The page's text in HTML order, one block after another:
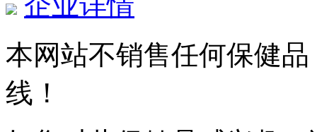
本网站不销售任何保健
线！